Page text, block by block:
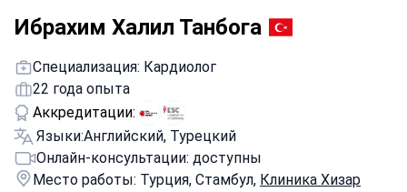
Ибрахим Халил Танбога
Специализация: Кардиолог
22 года опыта
Аккредитации:
Языки:Английский, Турецкий
Онлайн-консультации: доступны
Место работы: Турция, Стамбул, Клиника Хизар